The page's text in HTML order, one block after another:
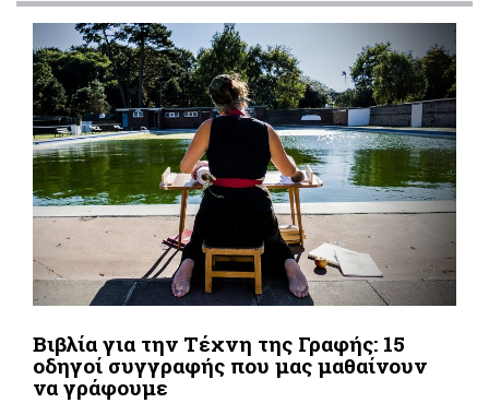
Βιβλία για την Τέχνη της Γραφής: 15
οδηγοί συγγραφής που μας μαθαίνουν
να γράφουμε